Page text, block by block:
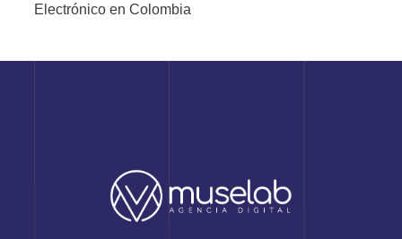
Electrónico en Colombia